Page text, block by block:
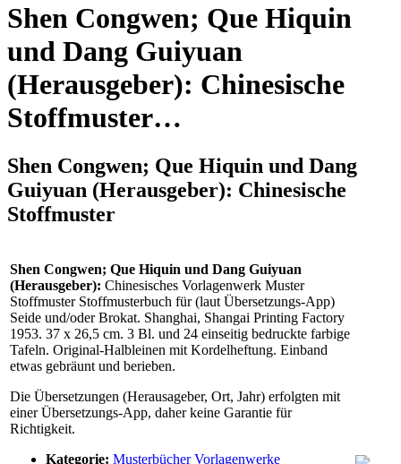
Shen Congwen; Que Hiquin
und Dang Guiyuan
(Herausgeber): Chinesische
Stoffmuster…
Shen Congwen; Que Hiquin und Dang
Guiyuan (Herausgeber): Chinesische
Stoffmuster
Shen Congwen; Que Hiquin und Dang Guiyuan
(Herausgeber): Chinesisches Vorlagenwerk Muster
Stoffmuster Stoffmusterbuch für (laut Übersetzungs-App)
Seide und/oder Brokat. Shanghai, Shangai Printing Factory
1953. 37 x 26,5 cm. 3 Bl. und 24 einseitig bedruckte farbige
Tafeln. Original-Halbleinen mit Kordelheftung. Einband
etwas gebräunt und berieben.
Die Übersetzungen (Herausageber, Ort, Jahr) erfolgten mit
einer Übersetzungs-App, daher keine Garantie für
Richtigkeit.
Kategorie: Musterbücher Vorlagenwerke